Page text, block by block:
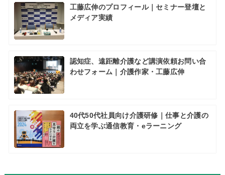
工藤広伸のプロフィール｜セミナー登壇と
メディア実績
認知症、遠距離介護など講演依頼お問い合
わせフォーム｜介護作家・工藤広伸
40代50代社員向け介護研修｜仕事と介護の
両立を学ぶ通信教育・eラーニング